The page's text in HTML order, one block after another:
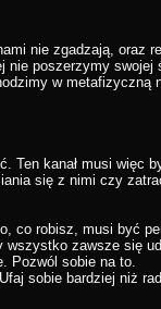
nie zgadzają, oraz
poszerzymy swojej
w metafizyczną
Ten kanał musi więc
się z nimi czy
co robisz, musi być
zawsze się
Pozwól sobie na to.
sobie bardziej niż